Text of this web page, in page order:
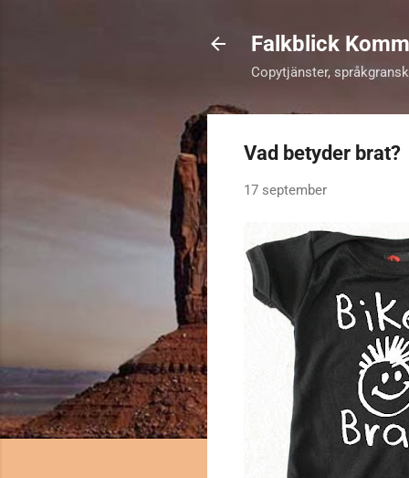
Falkblick
Copytjänster,
Vad betyder brat?
17 september